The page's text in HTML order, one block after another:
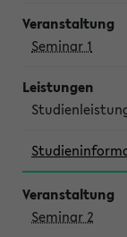
Seminar 1
Seminar 2